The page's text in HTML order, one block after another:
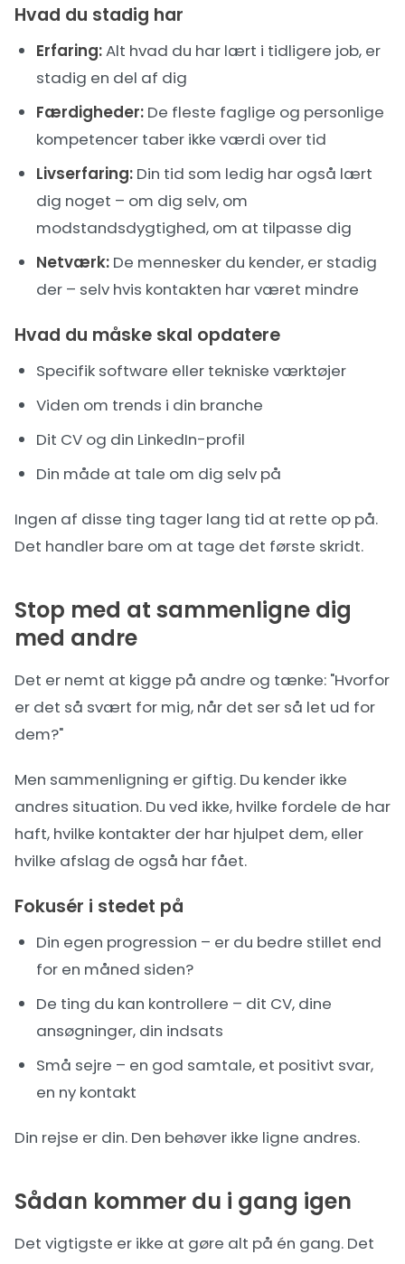
Hvad du stadig har
Erfaring:Alt hvad du har lært i tidligere job, er
stadig en del af dig
Færdigheder: De fleste faglige og personlige
kompetencer taber ikke værdi over tid
Livserfaring: Din tid som ledig har også lært
dig noget – om dig selv, om
modstandsdygtighed, om at tilpasse dig
Netværk: De mennesker du kender, er stadig
der – selv hvis kontakten har været mindre
Hvad du måske skal opdatere
Specifik software eller tekniske værktøjer
Viden om trends i din branche
Dit CV og din LinkedIn-profil
Din måde at tale om dig selv på
Ingen af disse ting tager lang tid at rette op på.
Det handler bare om at tage det første skridt.
Stop med at sammenligne dig
med andre
Det er nemt at kigge på andre og tænke: "Hvorfor
er det så svært for mig, når det ser så let ud for
dem?"
Men sammenligning er giftig. Du kender ikke
andres situation. Du ved ikke, hvilke fordele de har
haft, hvilke kontakter der har hjulpet dem, eller
hvilke afslag de også har fået.
Fokusér i stedet på
Din egen progression – er du bedre stillet end
for en måned siden?
De ting du kan kontrollere – dit CV, dine
ansøgninger, din indsats
Små sejre – en god samtale, et positivt svar,
en ny kontakt
Din rejse er din. Den behøver ikke ligne andres.
Sådan kommer du i gang igen
Det vigtigste er ikke at gøre alt på én gang. Det